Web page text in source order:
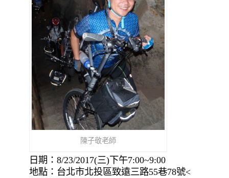
陳子敬老師
日期：8/23/2017(三)下午7:00~9:00
地點：台北市北投區致遠三路55巷78號<